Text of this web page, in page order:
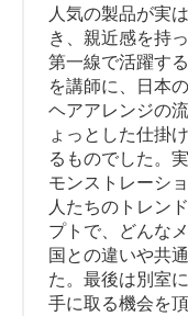
人気の製品が実
き、親近感を持
第一線で活躍す
を講師に、日本
ヘアアレンジの
ょっとした仕掛
るものでした。
モンストレーシ
人たちのトレン
プトで、どんな
国との違いや共
た。最後は別室
手に取る機会を